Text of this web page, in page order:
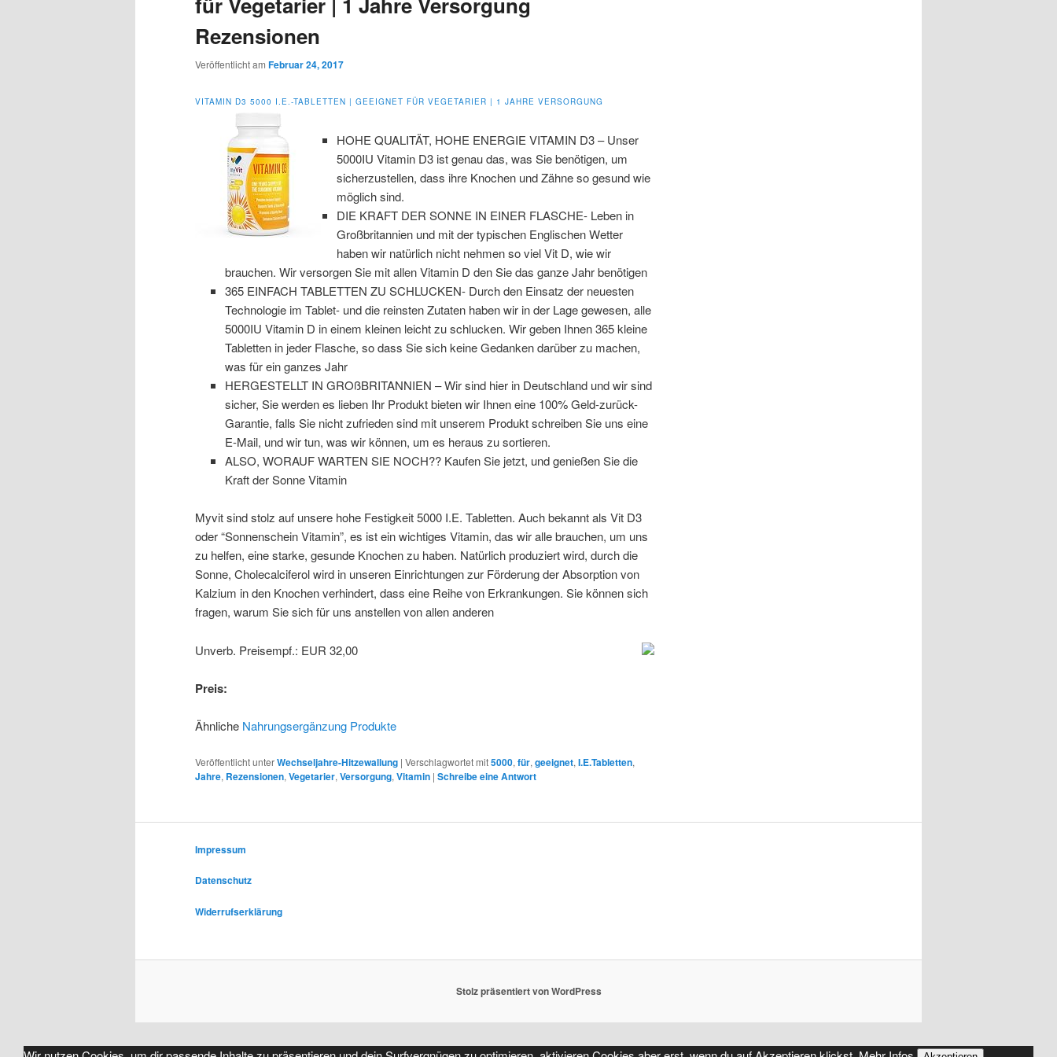
Rezensionen
Veröffentlicht am Februar 24, 2017
VITAMIN D3 5000 I.E.-TABLETTEN | GEEIGNET FÜR VEGETARIER | 1 JAHRE VERSORGUNG
HOHE QUALITÄT, HOHE ENERGIE VITAMIN D3 – Unser
5000IU Vitamin D3 ist genau das, was Sie benötigen, um
sicherzustellen, dass ihre Knochen und Zähne so gesund wie
möglich sind.
DIE KRAFT DER SONNE IN EINER FLASCHE- Leben in
Großbritannien und mit der typischen Englischen Wetter
haben wir natürlich nicht nehmen so viel Vit D, wie wir
brauchen. Wir versorgen Sie mit allen Vitamin D den Sie das ganze Jahr benötigen
365 EINFACH TABLETTEN ZU SCHLUCKEN- Durch den Einsatz der neuesten
Technologie im Tablet- und die reinsten Zutaten haben wir in der Lage gewesen, alle
5000IU Vitamin D in einem kleinen leicht zu schlucken. Wir geben Ihnen 365 kleine
Tabletten in jeder Flasche, so dass Sie sich keine Gedanken darüber zu machen,
was für ein ganzes Jahr
HERGESTELLT IN GROßBRITANNIEN – Wir sind hier in Deutschland und wir sind
sicher, Sie werden es lieben Ihr Produkt bieten wir Ihnen eine 100% Geld-zurück-
Garantie, falls Sie nicht zufrieden sind mit unserem Produkt schreiben Sie uns eine
E-Mail, und wir tun, was wir können, um es heraus zu sortieren.
ALSO, WORAUF WARTEN SIE NOCH?? Kaufen Sie jetzt, und genießen Sie die
Kraft der Sonne Vitamin
Myvit sind stolz auf unsere hohe Festigkeit 5000 I.E. Tabletten. Auch bekannt als Vit D3
oder “Sonnenschein Vitamin”, es ist ein wichtiges Vitamin, das wir alle brauchen, um uns
zu helfen, eine starke, gesunde Knochen zu haben. Natürlich produziert wird, durch die
Sonne, Cholecalciferol wird in unseren Einrichtungen zur Förderung der Absorption von
Kalzium in den Knochen verhindert, dass eine Reihe von Erkrankungen. Sie können sich
fragen, warum Sie sich für uns anstellen von allen anderen
Unverb. Preisempf.: EUR 32,00
Preis:
Ähnliche Nahrungsergänzung Produkte
Veröffentlicht unterWechseljahre-Hitzewallung | Verschlagwortet mit5000, für, geeignet, I.E.Tabletten,
Jahre, Rezensionen, Vegetarier, Versorgung, Vitamin | Schreibe eine Antwort
Impressum
Datenschutz
Widerrufserklärung
Stolz präsentiert von WordPress